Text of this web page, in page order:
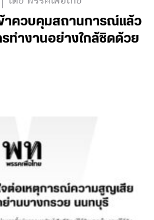
ข้าควบคุมสถานการณ์แล้ว
ทำงานอย่างใกล้ชิดด้วย